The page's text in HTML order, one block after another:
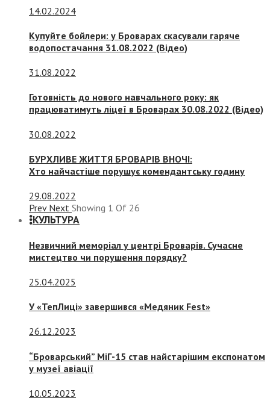
14.02.2024
Купуйте бойлери: у Броварах скасували гаряче
водопостачання 31.08.2022 (Відео)
31.08.2022
Готовність до нового навчального року: як
працюватимуть ліцеї в Броварах 30.08.2022 (Відео)
30.08.2022
БУРХЛИВЕ ЖИТТЯ БРОВАРІВ ВНОЧІ:
Хто найчастіше порушує комендантську годину
29.08.2022
Prev Next Showing 1 Of 26
КУЛЬТУРА
Незвичний меморіал у центрі Броварів. Сучасне
мистецтво чи порушення порядку?
25.04.2025
У «ТепЛиці» завершився «Медяник Fest»
26.12.2023
“Броварський” МіГ-15 став найстарішим експонатом
у музеї авіації
10.05.2023